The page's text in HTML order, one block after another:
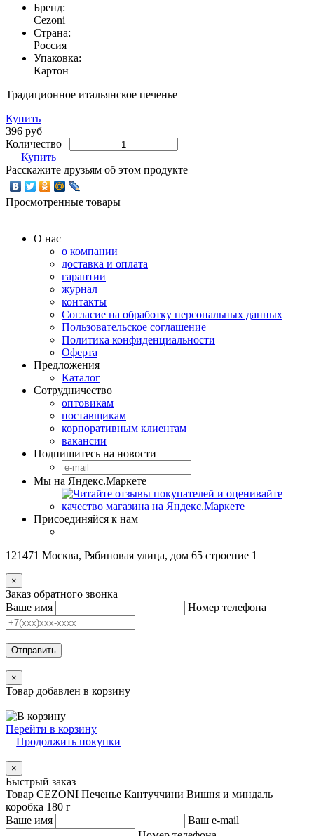
Бренд:
Cezoni
Страна:
Россия
Упаковка:
Картон
Традиционное итальянское печенье
Купить
396 руб
Количество
Купить
Расскажите друзьям об этом продукте
Просмотренные товары
О нас
о компании
доставка и оплата
гарантии
журнал
контакты
Согласие на обработку персональных данных
Пользовательское соглашение
Политика конфиденциальности
Оферта
Предложения
Каталог
Сотрудничество
оптовикам
поставщикам
корпоративным клиентам
вакансии
Подпишитесь на новости
Мы на Яндекс.Маркете
Присоединяйся к нам
121471 Москва, Рябиновая улица, дом 65 строение 1
×
Заказ обратного звонка
Ваше имя
Номер телефона
Отправить
×
Товар добавлен в корзину
Перейти в корзину
Продолжить покупки
×
Быстрый заказ
Товар CEZONI Печенье Кантуччини Вишня и миндаль
коробка 180 г
Ваше имя
Ваш e-mail